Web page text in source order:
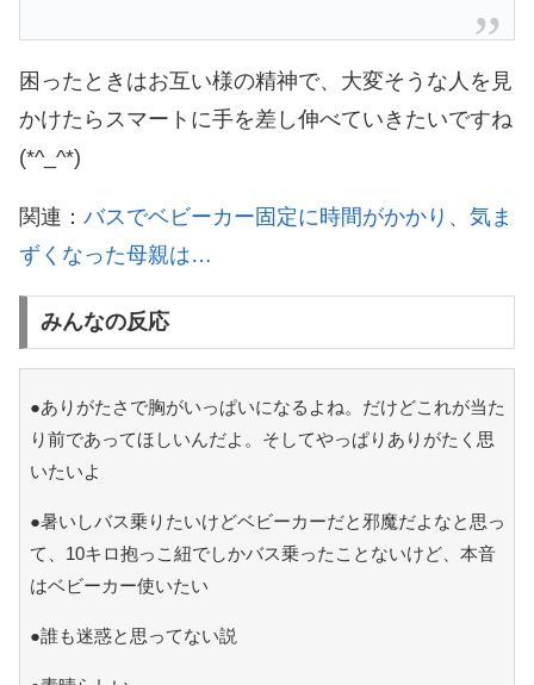
困ったときはお互い様の精神で、大変そうな人を見
かけたらスマートに手を差し伸べていきたいですね
(*^_^*)
関連： バスでベビーカー固定に時間がかかり、気ま
ずくなった母親は…
みんなの反応
●ありがたさで胸がいっぱいになるよね。だけどこれが当た
り前であってほしいんだよ。そしてやっぱりありがたく思
いたいよ
●暑いしバス乗りたいけどベビーカーだと邪魔だよなと思っ
て、10キロ抱っこ紐でしかバス乗ったことないけど、本音
はベビーカー使いたい
●誰も迷惑と思ってない説